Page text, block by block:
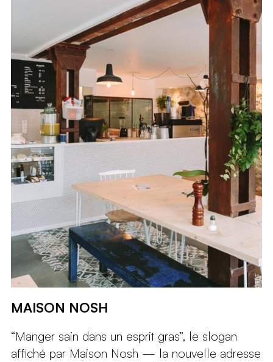
MAISON NOSH
“Manger sain dans un esprit gras”, le slogan
affiché par Maison Nosh — la nouvelle adresse